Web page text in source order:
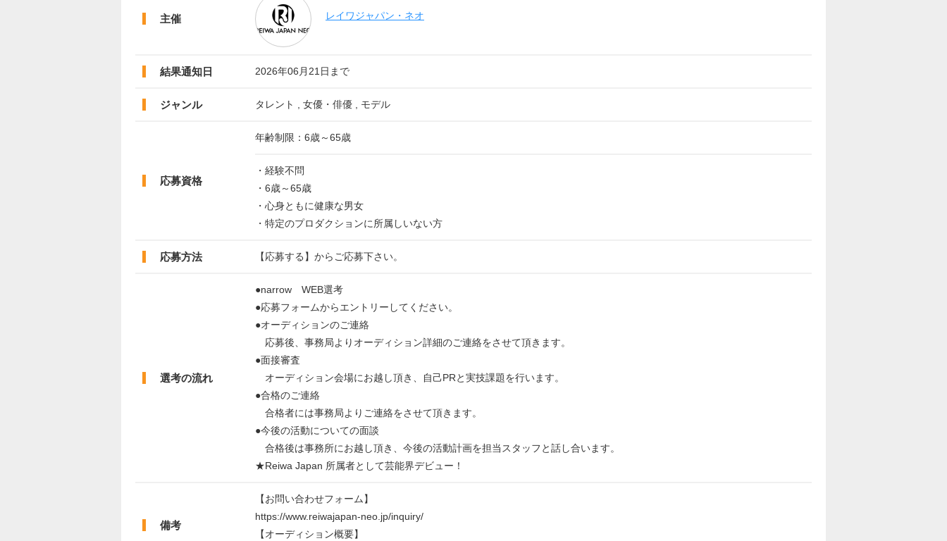
主催 レイワジャパン・ネオ
結果通知日 2026年06月21日まで
ジャンル タレント , 女優・俳優 , モデル
応募資格
年齢制限：6歳～65歳
・経験不問
・6歳～65歳
・心身ともに健康な男女
・特定のプロダクションに所属しいない方
応募方法 【応募する】からご応募下さい。
選考の流れ
●narrow WEB選考
●応募フォームからエントリーしてください。
●オーディションのご連絡
応募後、事務局よりオーディション詳細のご連絡をさせて頂きます。
●面接審査
オーディション会場にお越し頂き、自己PRと実技課題を行います。
●合格のご連絡
合格者には事務局よりご連絡をさせて頂きます。
●今後の活動についての面談
合格後は事務所にお越し頂き、今後の活動計画を担当スタッフと話し合います。
★Reiwa Japan 所属者として芸能界デビュー！
備考
【お問い合わせフォーム】
https://www.reiwajapan-neo.jp/inquiry/
【オーディション概要】